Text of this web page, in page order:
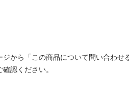
ジから「この商品について問い合わせ
認ください。